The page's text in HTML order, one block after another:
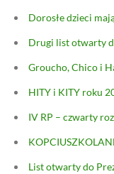
Dorosłe dzieci
Drugi list otwarty
Groucho, Chico i
HITY i KITY roku
IV RP – czwarty
List otwarty do